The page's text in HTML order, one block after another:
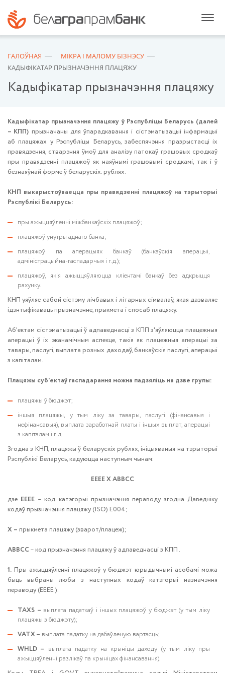
ГАЛОЎНАЯ
МIКРА I МАЛОМУ БIЗНЭСУ
КАДЫФІКАТАР ПРЫЗНАЧЭННЯ ПЛАЦЯЖУ
Кадыфікатар прызначэння плацяжу
Кадыфікатар прызначэння плацяжу ў Рэспубліцы Беларусь (далей
– КПП) прызначаны для ўпарадкавання і сістэматызацыі інфармацыі
аб плацяжах у Рэспубліцы Беларусь, забеспячэння празрыстасці іх
правядзення, стварэння ўмоў для аналізу патокаў грашовых сродкаў
пры правядзенні плацяжоў як наяўнымі грашовымі сродкамі, так і ў
безнаяўнай форме ў беларускіх. рублях.
КНП выкарыстоўваецца пры правядзенні плацяжоў на тэрыторыі
Рэспублікі Беларусь:
пры ажыццяўленні міжбанкаўскіх плацяжоў;
плацяжоў унутры аднаго банка;
плацяжоў па аперацыях банкаў (банкаўскія аперацыі,
адміністрацыйна-гаспадарчыя і г.д.);
плацяжоў, якія ажыццяўляюцца кліентамі банкаў без адкрыцця
рахунку.
КНП уяўляе сабой сістэму лічбавых і літарных сімвалаў, якая дазваляе
ідэнтыфікаваць прызначэнне, прыкмета і спосаб плацяжу.
Аб'ектам сістэматызацыі ў адпаведнасці з КПП з'яўляюцца плацежныя
аперацыі ў іх эканамічным аспекце, такія як плацежныя аперацыі за
тавары, паслугі, выплата розных даходаў, банкаўскія паслугі, аперацыі
з капіталам.
Плацяжы суб'ектаў гаспадарання можна падзяліць на дзве групы:
плацяжы ў бюджэт;
іншыя плацяжы, у тым ліку за тавары, паслугі (фінансавыя і
нефінансавыя), выплата заработнай платы і іншых выплат, аперацыі
з капіталам і г.д.
Згодна з КНП, плацяжы ў беларускіх рублях, ініцыяваныя на тэрыторыі
Рэспублікі Беларусь, кадуюцца наступным чынам:
ЕЕЕЕ Х АВВСС
дзе ЕЕЕЕ – код катэгорыі прызначэння пераводу згодна Даведніку
кодаў прызначэння плацяжу (ISO) Е004;
Х – прыкмета плацяжу (зварот/плацеж);
АВВСС– код прызначэння плацяжу ў адпаведнасці з КПП .
1. Пры ажыццяўленні плацяжоў у бюджэт юрыдычнымі асобамі можа
быць выбраны любы з наступных кодаў катэгорыі назначэння
пераводу (ЕЕЕЕ ):
TAXS – выплата падаткаў і іншых плацяжоў у бюджэт (у тым ліку
плацяжы з бюджэту);
VATX – выплата падатку на дабаўленую вартасць;
WHLD – выплата падатку на крыніцы даходу (у тым ліку пры
ажыццяўленні разлікаў па крыніцах фінансавання).